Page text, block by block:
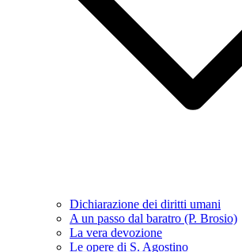
Dichiarazione dei diritti umani
A un passo dal baratro (P. Brosio)
La vera devozione
Le opere di S. Agostino